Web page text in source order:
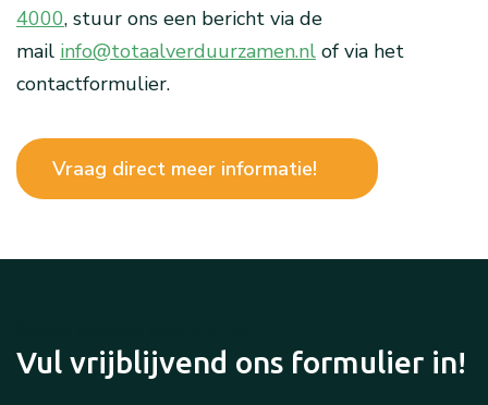
4000, stuur ons een bericht via de
mail info@totaalverduurzamen.nl of via het
contactformulier.
Vraag direct meer informatie!
Vul vrijblijvend ons formulier in!